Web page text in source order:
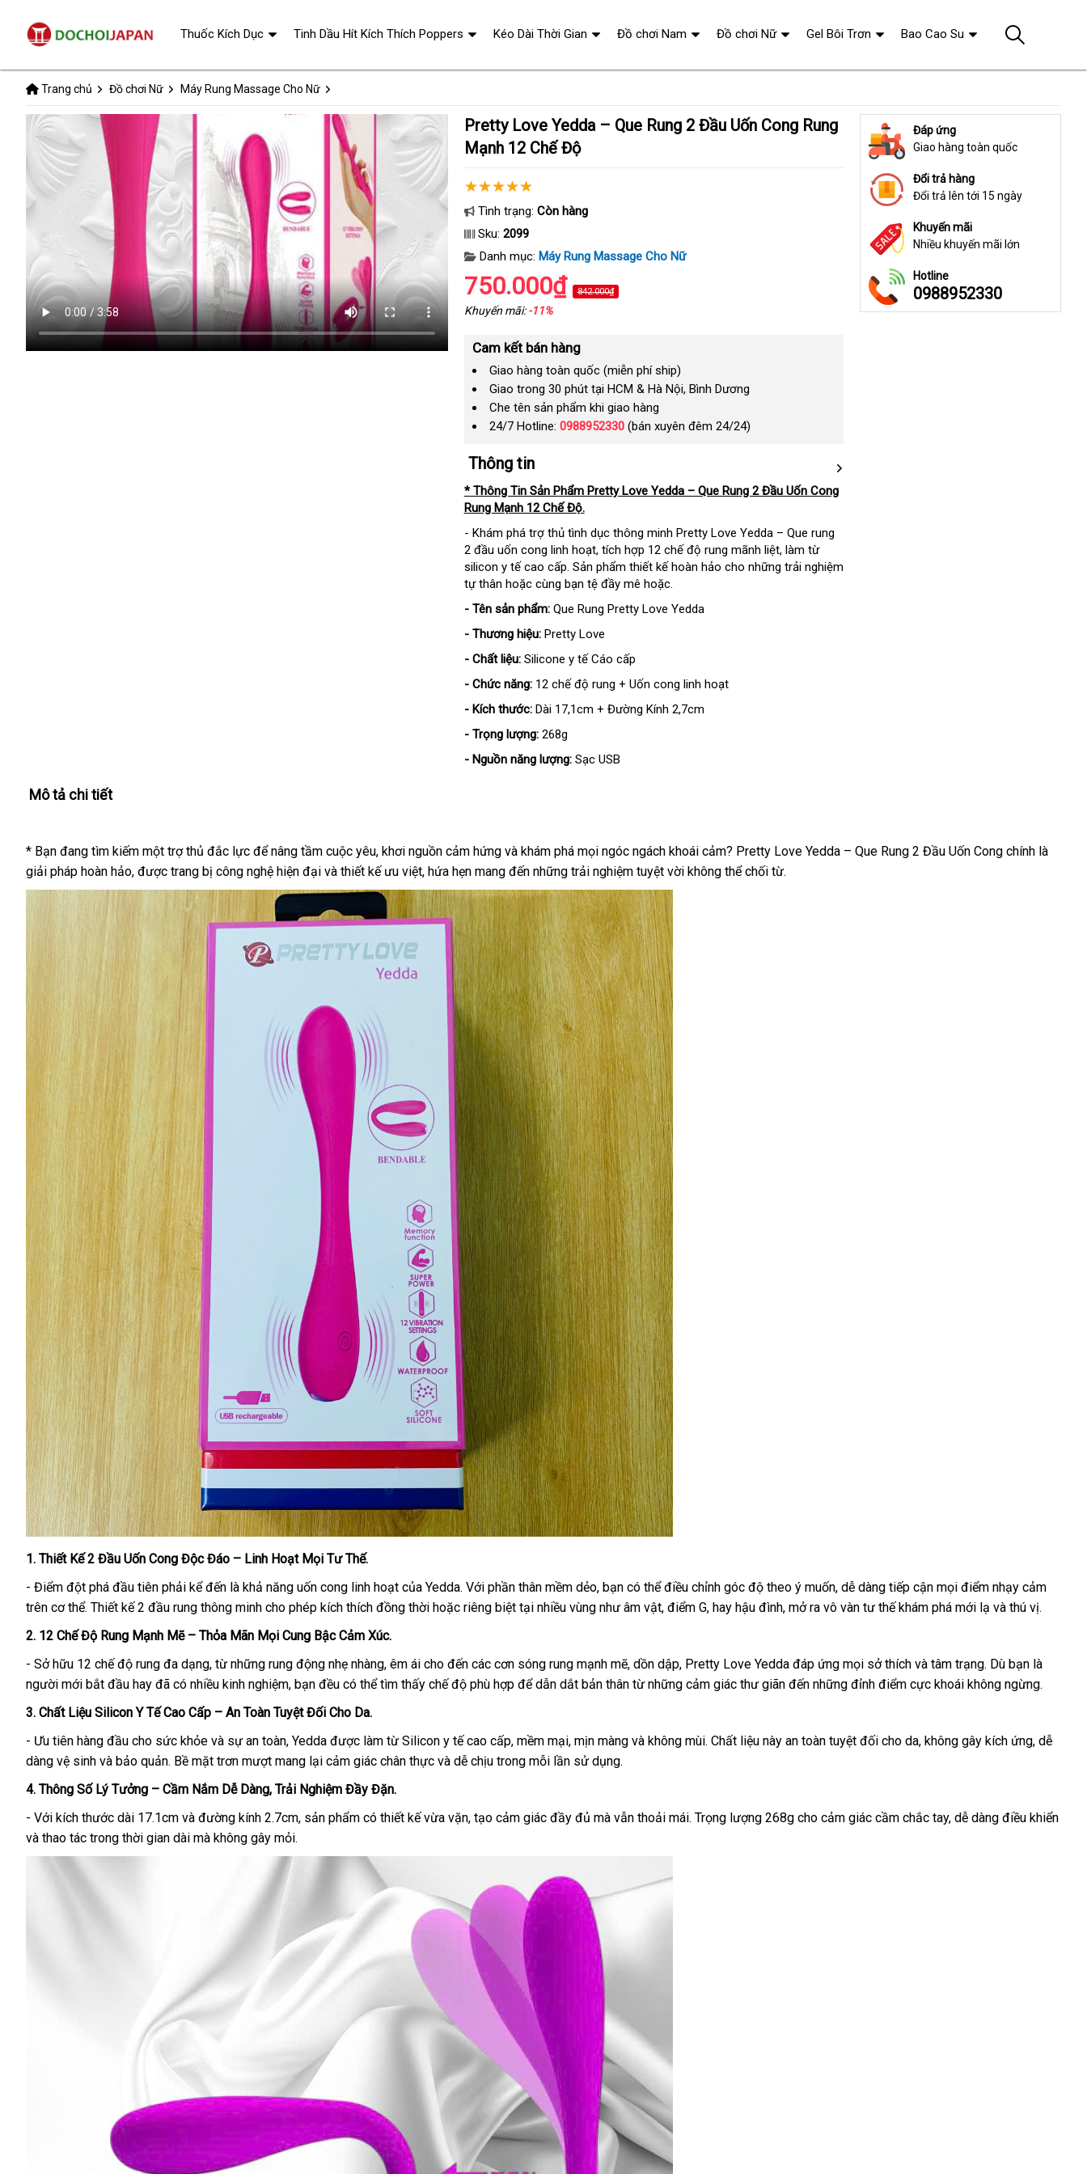
Trang chủ Đồ chơi Nữ Máy Rung Massage Cho Nữ
Pretty Love Yedda – Que Rung 2 Đầu Uốn Cong Rung
Mạnh 12 Chế Độ
Tình trạng: Còn hàng
Sku: 2099
Danh mục: Máy Rung Massage Cho Nữ
750.000₫ 842.000₫
Khuyến mãi:-11%
Cam kết bán hàng
Giao hàng toàn quốc (miễn phí ship)
Giao trong 30 phút tại HCM & Hà Nội, Bình Dương
Che tên sản phẩm khi giao hàng
24/7 Hotline: 0988952330(bán xuyên đêm 24/24)
Thông tin
* Thông Tin Sản Phẩm Pretty Love Yedda – Que Rung 2 Đầu Uốn Cong
Rung Mạnh 12 Chế Độ.
- Khám phá trợ thủ tình dục thông minh Pretty Love Yedda – Que rung
2 đầu uốn cong linh hoạt, tích hợp 12 chế độ rung mãnh liệt, làm từ
silicon y tế cao cấp. Sản phẩm thiết kế hoàn hảo cho những trải nghiệm
tự thân hoặc cùng bạn tệ đầy mê hoặc.
- Tên sản phẩm:Que Rung Pretty Love Yedda
- Thương hiệu:Pretty Love
- Chất liệu:Silicone y tế Cáo cấp
- Chức năng:12 chế độ rung + Uốn cong linh hoạt
- Kích thước: Dài 17,1cm + Đường Kính 2,7cm
- Trọng lượng:268g
- Nguồn năng lượng:Sạc USB
Đáp ứng
Giao hàng toàn quốc
Đổi trả hàng
Đổi trả lên tới 15 ngày
Khuyến mãi
Nhiều khuyến mãi lớn
Hotline
0988952330
Mô tả chi tiết
* Bạn đang tìm kiếm một trợ thủ đắc lực để nâng tầm cuộc yêu, khơi nguồn cảm hứng và khám phá mọi ngóc ngách khoái cảm? Pretty Love Yedda – Que Rung 2 Đầu Uốn Cong chính là
giải pháp hoàn hảo, được trang bị công nghệ hiện đại và thiết kế ưu việt, hứa hẹn mang đến những trải nghiệm tuyệt vời không thể chối từ.
1. Thiết Kế 2 Đầu Uốn Cong Độc Đáo – Linh Hoạt Mọi Tư Thế.
- Điểm đột phá đầu tiên phải kể đến là khả năng uốn cong linh hoạt của Yedda. Với phần thân mềm dẻo, bạn có thể điều chỉnh góc độ theo ý muốn, dễ dàng tiếp cận mọi điểm nhạy cảm
trên cơ thể. Thiết kế 2 đầu rung thông minh cho phép kích thích đồng thời hoặc riêng biệt tại nhiều vùng như âm vật, điểm G, hay hậu đình, mở ra vô vàn tư thế khám phá mới lạ và thú vị.
2. 12 Chế Độ Rung Mạnh Mẽ – Thỏa Mãn Mọi Cung Bậc Cảm Xúc.
- Sở hữu 12 chế độ rung đa dạng, từ những rung động nhẹ nhàng, êm ái cho đến các cơn sóng rung mạnh mẽ, dồn dập, Pretty Love Yedda đáp ứng mọi sở thích và tâm trạng. Dù bạn là
người mới bắt đầu hay đã có nhiều kinh nghiệm, bạn đều có thể tìm thấy chế độ phù hợp để dẫn dắt bản thân từ những cảm giác thư giãn đến những đỉnh điểm cực khoái không ngừng.
3. Chất Liệu Silicon Y Tế Cao Cấp – An Toàn Tuyệt Đối Cho Da.
- Ưu tiên hàng đầu cho sức khỏe và sự an toàn, Yedda được làm từ Silicon y tế cao cấp, mềm mại, mịn màng và không mùi. Chất liệu này an toàn tuyệt đối cho da, không gây kích ứng, dễ
dàng vệ sinh và bảo quản. Bề mặt trơn mượt mang lại cảm giác chân thực và dễ chịu trong mỗi lần sử dụng.
4. Thông Số Lý Tưởng – Cầm Nắm Dễ Dàng, Trải Nghiệm Đầy Đặn.
- Với kích thước dài 17.1cm và đường kính 2.7cm, sản phẩm có thiết kế vừa vặn, tạo cảm giác đầy đủ mà vẫn thoải mái. Trọng lượng 268g cho cảm giác cầm chắc tay, dễ dàng điều khiển
và thao tác trong thời gian dài mà không gây mỏi.
Thuốc Kích Dục Tinh Dầu Hít Kích Thích Poppers Kéo Dài Thời Gian Đồ chơi Nam Đồ chơi Nữ Gel Bôi Trơn Bao Cao Su